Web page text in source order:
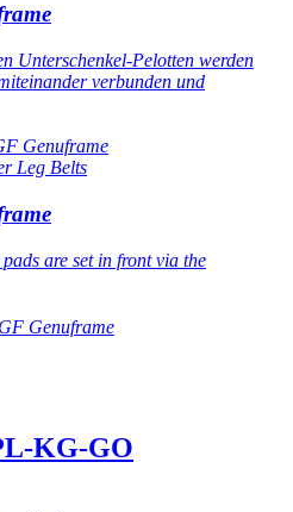
Unterschenkel-Pelotten werden
verbunden und
Genuframe
Leg Belts
are set in front via the
Genuframe
KG-GO